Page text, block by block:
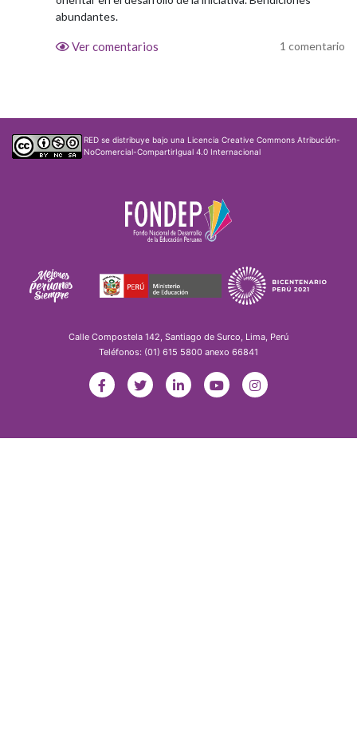
abundantes.
Ver comentarios 1 comentario
RED se distribuye bajo una Licencia Creative Commons Atribución-
NoComercial-CompartirIgual 4.0 Internacional
Calle Compostela 142, Santiago de Surco, Lima, Perú
Teléfonos: (01) 615 5800 anexo 66841